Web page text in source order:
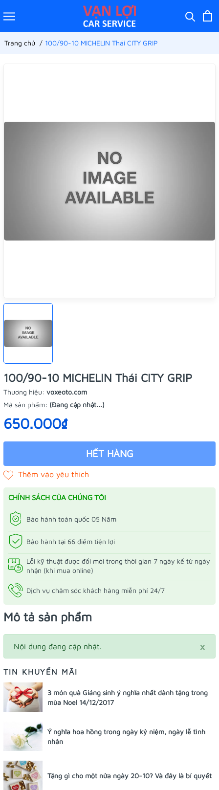
Trang chủ 100/90-10 MICHELIN Thái CITY GRIP
100/90-10 MICHELIN Thái CITY GRIP
Thương hiệu: voxeoto.com
Mã sản phẩm: (Đang cập nhật...)
650.000₫
HẾT HÀNG
CHÍNH SÁCH CỦA CHÚNG TÔI
Bảo hành toàn quốc 05 Năm
Bảo hành tại 66 điểm tiện lợi
Lỗi kỹ thuật được đổi mới trong thời gian 7 ngày kể từ ngày
nhận (khi mua online)
Dịch vụ chăm sóc khách hàng miễn phí 24/7
Mô tả sản phẩm
×
Nội dung đang cập nhật.
TIN KHUYẾN MÃI
3 món quà Giáng sinh ý nghĩa nhất dành tặng trong
mùa Noel 14/12/2017
Ý nghĩa hoa hồng trong ngày kỷ niệm, ngày lễ tình
nhân
Tặng gì cho một nửa ngày 20-10? Và đây là bí quyết